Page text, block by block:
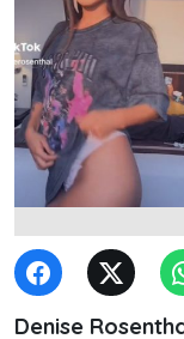
Denise